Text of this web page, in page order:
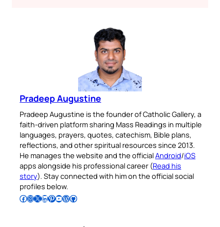
Pradeep Augustine
Pradeep Augustine is the founder of Catholic Gallery, a
faith-driven platform sharing Mass Readings in multiple
languages, prayers, quotes, catechism, Bible plans,
reflections, and other spiritual resources since 2013.
He manages the website and the officialAndroid/iOS
apps alongside his professional career (Read his
story). Stay connected with him on the official social
profiles below.
Follow Pradeep on Facebook Follow Pradeep on InstagramFollow Pradeep on X Follow Pradeep on LinkedIn Follow Pradeep on Pinterest Subscribe to Pradeep’s Youtube Channel Follow Pradeep on WordPress Follow Pradeep on GitHub